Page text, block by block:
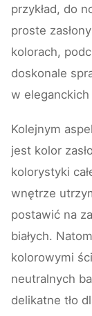
przykład, do
proste
kolorach,
doskonale
w
Kolejnym
jest kolor
kolorystyki
wnętrze
postawić na
białych.
kolorowymi
neutralnych
delikatne tło